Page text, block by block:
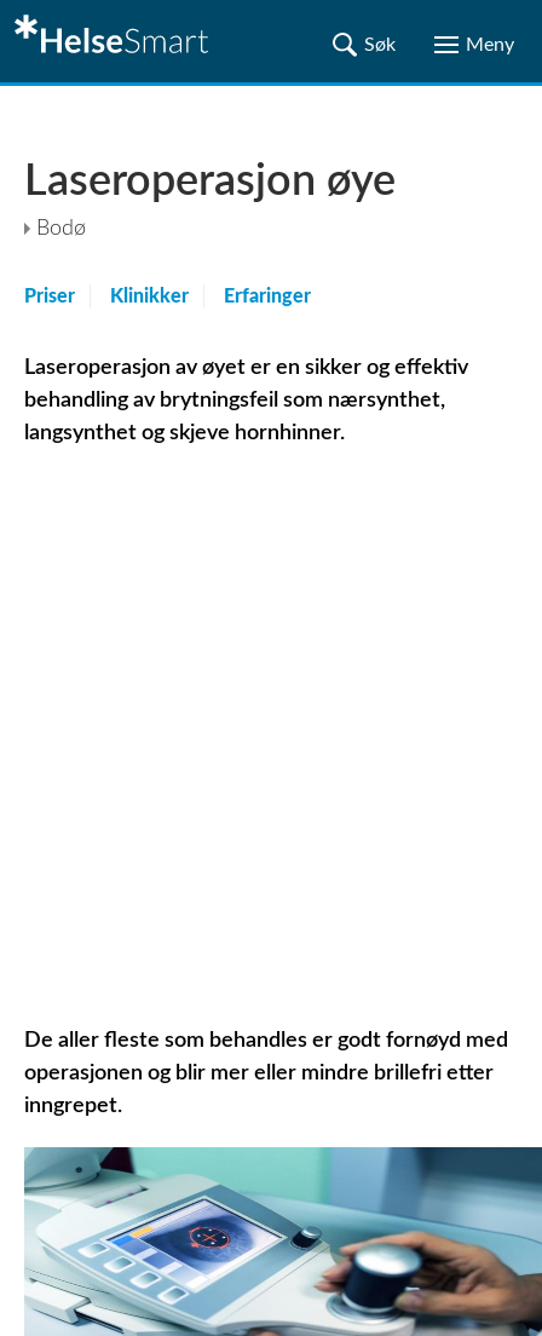
Laseroperasjon øye
Bodø
Priser Klinikker Erfaringer
Laseroperasjon av øyet er en sikker og effektiv
behandling av brytningsfeil som nærsynthet,
langsynthet og skjeve hornhinner.
De aller fleste som behandles er godt fornøyd med
operasjonen og blir mer eller mindre brillefri etter
inngrepet.